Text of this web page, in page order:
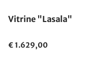
Vitrine "Lasala"
€ 1.629,00